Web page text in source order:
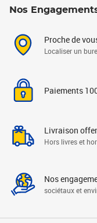
Nos
Proche de
Localiser un
Paiements
Livraison
Hors livres et
Nos
sociétaux et